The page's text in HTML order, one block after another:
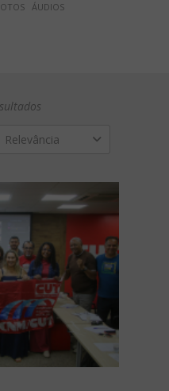
ÁUDIOS
Relevância